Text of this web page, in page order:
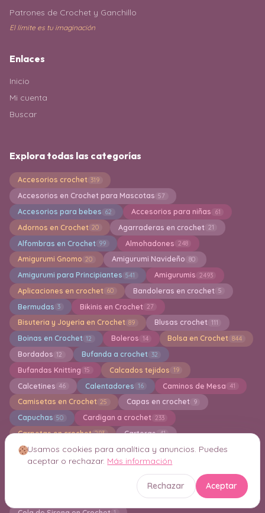
Patrones de Crochet y Ganchillo
El límite es tu imaginación
Enlaces
Inicio
Mi cuenta
Buscar
Explora todas las categorías
Accesorios crochet 319
Accesorios en Crochet para Mascotas 57
Accesorios para bebes 62 Accesorios para niñas 61
Adornos en Crochet 20 Agarraderas en crochet 21
Alfombras en Crochet 99 Almohadones 248
Amigurumi Gnomo 20 Amigurumi Navideño 80
Amigurumi para Principiantes 541 Amigurumis 2493
Aplicaciones en crochet 60 Bandoleras en crochet 5
Bermudas 3 Bikinis en Crochet 27
Bisuteria y Joyeria en Crochet 89 Blusas crochet 111
Boinas en Crochet 12 Boleros 14 Bolsa en Crochet 844
Bordados 12 Bufanda a crochet 32
Bufandas Knitting 15 Calcados tejidos 19
Calcetines 46 Calentadores 16 Caminos de Mesa 41
Camisetas en Crochet 25 Capas en crochet 9
Capuchas 50 Cardigan a crochet 233
Carpetas en crochet 293 Carteras 41
Centro de Mesa Decorativos a crochet 48
Cestas de almacenamiento 123 Chal a Crochet
Chandal a crochet
Cojines 102
Usamos cookies para analítica y anuncios. Puedes
aceptar o rechazar. Más información
Rechazar Aceptar